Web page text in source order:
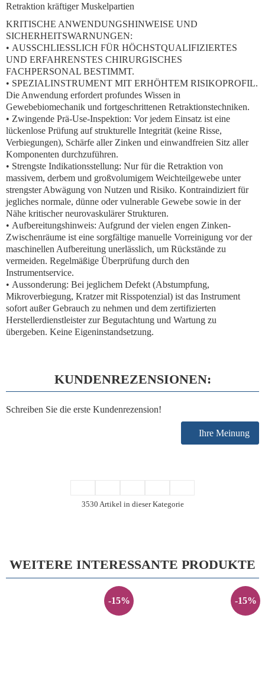
Retraktion kräftiger Muskelpartien
KRITISCHE ANWENDUNGSHINWEISE UND
SICHERHEITSWARNUNGEN:
• AUSSCHLIESSLICH FÜR HÖCHSTQUALIFIZIERTES
UND ERFAHRENSTES CHIRURGISCHES
FACHPERSONAL BESTIMMT.
• SPEZIALINSTRUMENT MIT ERHÖHTEM RISIKOPROFIL.
Die Anwendung erfordert profundes Wissen in
Gewebebiomechanik und fortgeschrittenen Retraktionstechniken.
• Zwingende Prä-Use-Inspektion: Vor jedem Einsatz ist eine
lückenlose Prüfung auf strukturelle Integrität (keine Risse,
Verbiegungen), Schärfe aller Zinken und einwandfreien Sitz aller
Komponenten durchzuführen.
• Strengste Indikationsstellung: Nur für die Retraktion von
massivem, derbem und großvolumigem Weichteilgewebe unter
strengster Abwägung von Nutzen und Risiko. Kontraindiziert für
jegliches normale, dünne oder vulnerable Gewebe sowie in der
Nähe kritischer neurovaskulärer Strukturen.
• Aufbereitungshinweis: Aufgrund der vielen engen Zinken-
Zwischenräume ist eine sorgfältige manuelle Vorreinigung vor der
maschinellen Aufbereitung unerlässlich, um Rückstände zu
vermeiden. Regelmäßige Überprüfung durch den
Instrumentservice.
• Aussonderung: Bei jeglichem Defekt (Abstumpfung,
Mikroverbiegung, Kratzer mit Risspotenzial) ist das Instrument
sofort außer Gebrauch zu nehmen und dem zertifizierten
Herstellerdienstleister zur Begutachtung und Wartung zu
übergeben. Keine Eigeninstandsetzung.
KUNDENREZENSIONEN:
Schreiben Sie die erste Kundenrezension!
Ihre Meinung
3530 Artikel in dieser Kategorie
WEITERE INTERESSANTE PRODUKTE
-15% -15%